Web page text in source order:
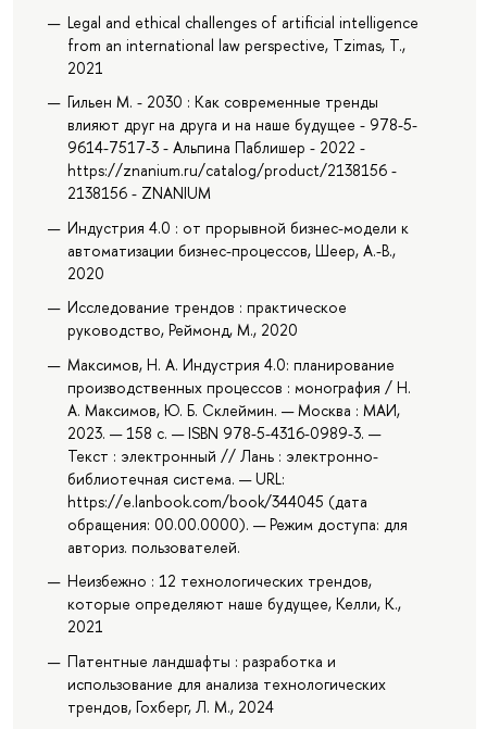
Legal and ethical challenges of artificial intelligence
from an international law perspective, Tzimas, T.,
2021
Гильен М. - 2030 : Как современные тренды
влияют друг на друга и на наше будущее - 978-5-
9614-7517-3 - Альпина Паблишер - 2022 -
https://znanium.ru/catalog/product/2138156 -
2138156 - ZNANIUM
Индустрия 4.0 : от прорывной бизнес-модели к
автоматизации бизнес-процессов, Шеер, А.-В.,
2020
Исследование трендов : практическое
руководство, Реймонд, М., 2020
Максимов, Н. А. Индустрия 4.0: планирование
производственных процессов : монография / Н.
А. Максимов, Ю. Б. Склеймин. — Москва : МАИ,
2023. — 158 с. — ISBN 978-5-4316-0989-3. —
Текст : электронный // Лань : электронно-
библиотечная система. — URL:
https://e.lanbook.com/book/344045 (дата
обращения: 00.00.0000). — Режим доступа: для
авториз. пользователей.
Неизбежно : 12 технологических трендов,
которые определяют наше будущее, Келли, К.,
2021
Патентные ландшафты : разработка и
использование для анализа технологических
трендов, Гохберг, Л. М., 2024